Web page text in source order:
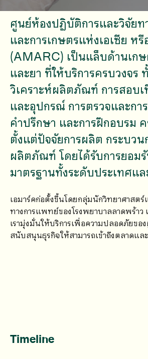
ศูนย์ห้องปฏิบัติการและวิจัยท
และการเกษตรแห่งเอเซีย หรื
(AMARC) เป็นแล็บด้านเกษ
และยา ที่ให้บริการครบวงจร
วิเคราะห์ผลิตภัณฑ์ การสอบเ
และอุปกรณ์ การตรวจและกา
คำปรึกษา และการฝึกอบรม
ตั้งแต่ปัจจัยการผลิต กระบวน
ผลิตภัณฑ์ โดยได้รับการยอม
มาตรฐานทั้งระดับประเทศแ
เอมาร์คก่อตั้งขึ้นโดยกลุ่มนักวิทยาศาสตร์
ทางการแพทย์ของโรงพยาบาลลาดพร้า
เรามุ่งมั่นให้บริการเพื่อความปลอดภัยขอ
สนับสนุนธุรกิจให้สามารถเข้าถึงตลาดแล
Timeline